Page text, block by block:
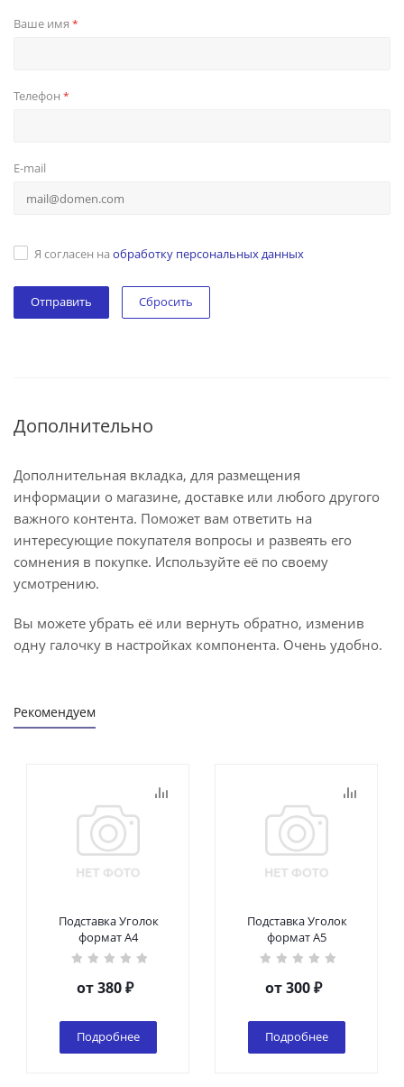
Ваше имя *
Телефон *
E-mail
Я согласен на обработку персональных данных
Сбросить
Дополнительно
Дополнительная вкладка, для размещения
информации о магазине, доставке или любого другого
важного контента. Поможет вам ответить на
интересующие покупателя вопросы и развеять его
сомнения в покупке. Используйте её по своему
усмотрению.
Вы можете убрать её или вернуть обратно, изменив
одну галочку в настройках компонента. Очень удобно.
Рекомендуем
Подставка Уголок
формат А4
от380 ₽
Подробнее
Подставка Уголок
формат А5
от300 ₽
Подробнее